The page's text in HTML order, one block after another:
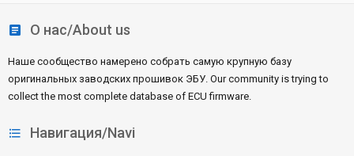
О нас/About us
Наше сообщество намерено собрать самую крупную базу
оригинальных заводских прошивок ЭБУ. Our community is trying to
collect the most complete database of ECU firmware.
Навигация/Navi